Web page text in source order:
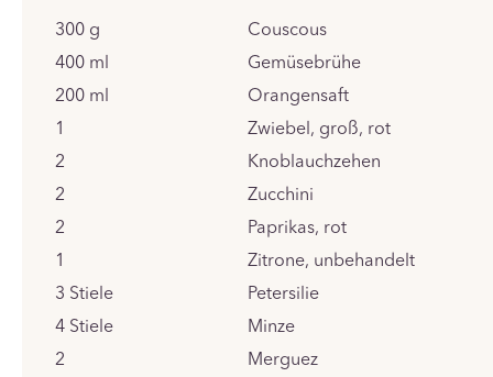
300 g
Couscous
400 ml
Gemüsebrühe
200 ml
Orangensaft
1
Zwiebel, groß, rot
2
Knoblauchzehen
2
Zucchini
2
Paprikas, rot
1
Zitrone, unbehandelt
3 Stiele
Petersilie
4 Stiele
Minze
2
Merguez